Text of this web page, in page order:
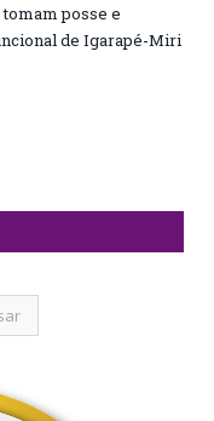
posse e
de Igarapé-Miri